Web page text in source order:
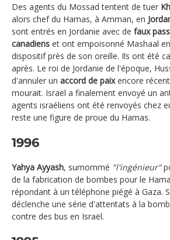
Des agents du Mossad tentent de tuer
alors chef du Hamas, à Amman, en
sont entrés en Jordanie avec de faux
canadiens et ont empoisonné Mashaal
dispositif près de son oreille. Ils ont été
après. Le roi de Jordanie de l'époque,
d'annuler un accord de paixencore
mourait. Israël a finalement envoyé un
agents israéliens ont été renvoyés chez
reste une figure de proue du Hamas.
1996
Yahya Ayyash, surnommé "l'ingénieur"
de la fabrication de bombes pour le
répondant à un téléphone piégé à Gaza.
déclenche une série d'attentats à la
contre des bus en Israël.